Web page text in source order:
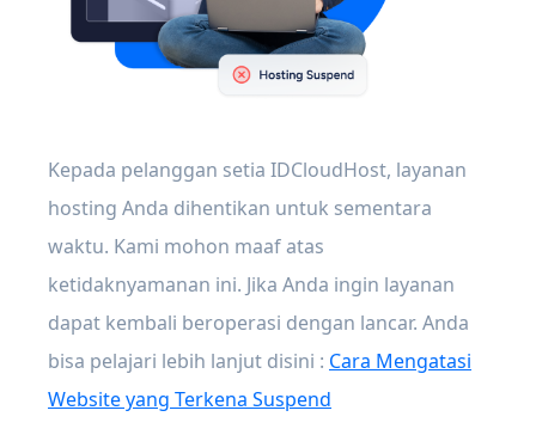
Kepada pelanggan setia IDCloudHost, layanan
hosting Anda dihentikan untuk sementara
waktu. Kami mohon maaf atas
ketidaknyamanan ini. Jika Anda ingin layanan
dapat kembali beroperasi dengan lancar. Anda
bisa pelajari lebih lanjut disini : Cara Mengatasi
Website yang Terkena Suspend